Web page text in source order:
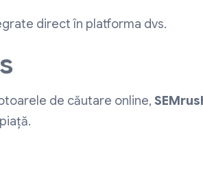
direct în platforma dvs.
de căutare online,